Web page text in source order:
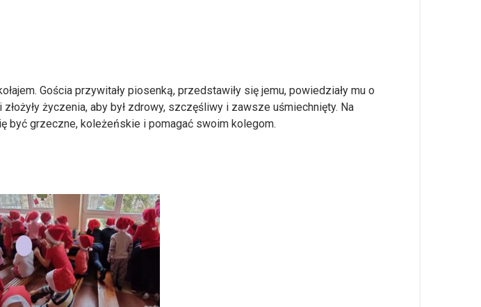
Gościa przywitały piosenką, przedstawiły się jemu, powiedziały mu o
życzenia, aby był zdrowy, szczęśliwy i zawsze uśmiechnięty. Na
być grzeczne, koleżeńskie i pomagać swoim kolegom.